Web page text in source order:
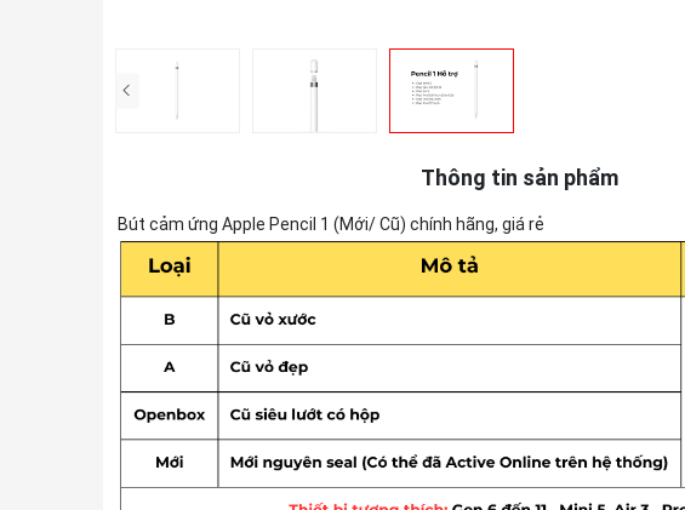
Thông tin sản phẩm
Bút cảm ứng Apple Pencil 1 (Mới/ Cũ) chính hãng, giá rẻ